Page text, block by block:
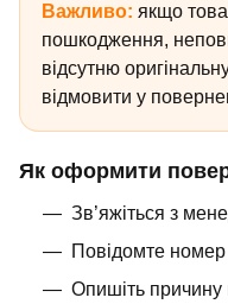
Важливо: якщо
пошкодження,
відсутню
відмовити у
Як оформити
Зв’яжіться з
Повідомте
Опишіть причину